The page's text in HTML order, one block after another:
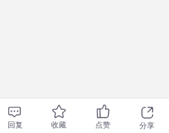
分享
点赞
收藏
回复